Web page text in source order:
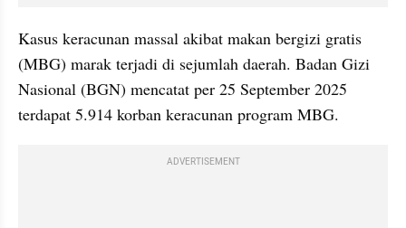
Kasus keracunan massal akibat makan bergizi gratis
(MBG) marak terjadi di sejumlah daerah. Badan Gizi
Nasional (BGN) mencatat per 25 September 2025
terdapat 5.914 korban keracunan program MBG.
ADVERTISEMENT